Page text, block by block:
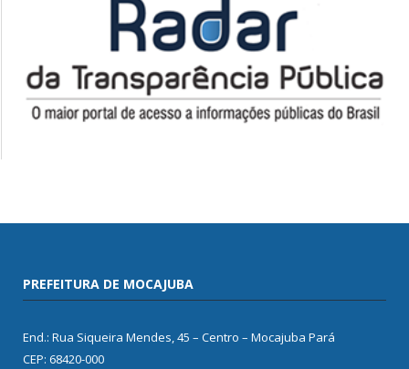
PREFEITURA DE MOCAJUBA
End.: Rua Siqueira Mendes, 45 – Centro – Mocajuba Pará
CEP: 68420-000